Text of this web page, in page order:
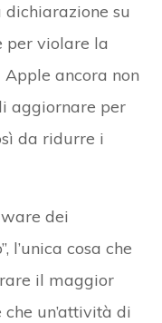
su
per violare la
ancora non
aggiornare per
da ridurre i
dei
l’unica cosa che
il maggior
un’attività di